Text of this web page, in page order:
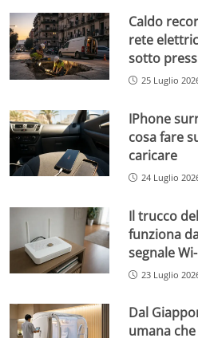
Caldo
rete
sotto
25 Luglio
IPhone
cosa fare
caricare
24 Luglio
Il trucco
funziona
segnale
23 Luglio
Dal
umana